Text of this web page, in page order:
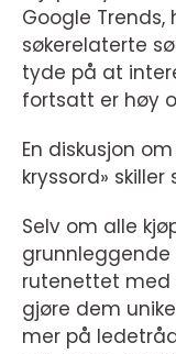
Google
søkerelaterte
tyde på at
fortsatt er høy
En diskusjon
kryssord»
Selv om alle
rutenettet med
gjøre dem
mer på